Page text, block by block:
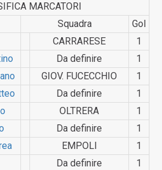
MARCATORI
Squadra
Gol
CARRARE­SE
1
Da definire
1
GIOV. FUCECCHIO
1
Da definire
1
OLTRERA
1
Da definire
1
EMPOLI
1
Da definire
1